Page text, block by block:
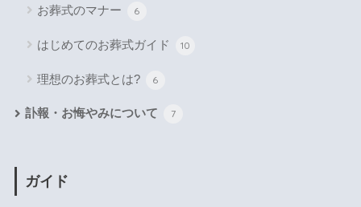
お葬式のマナー 6
はじめてのお葬式ガイド 10
理想のお葬式とは? 6
訃報・お悔やみについて 7
ガイド